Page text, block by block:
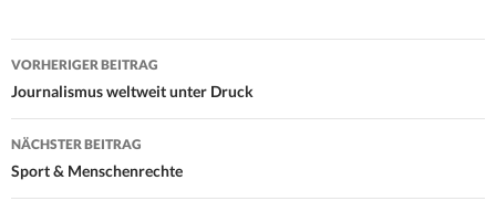
Beitrags-
Navigation
VORHERIGER BEITRAG
Journalismus weltweit unter Druck
NÄCHSTER BEITRAG
Sport & Menschenrechte